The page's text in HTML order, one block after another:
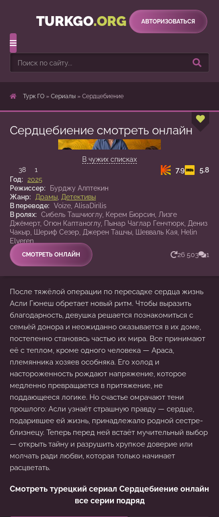
TURKGO.ORG АВТОРИЗОВАТЬСЯ
Турк ГО » Сериалы » Сердцебиение
Сердцебиение смотреть онлайн
1 сезон 13 серия
В чужих списках
38
1 7.9 5.8
Год:
2025
Режиссер:
Бурджу Алптекин
Жанр:
Драмы Детективы
В переводе: Voize, AlisaDirilis
В ролях: Сибель Ташчиоглу, Керем Бюрсин, Лизге
Джёмерт, Огюн Каптаноглу, Пынар Чаглар Генчтюрк, Дениз
Чакыр, Шериф Сезер, Джерен Ташчы, Шевваль Кая, Helin
Elveren
СМОТРЕТЬ ОНЛАЙН 26 503 1
После тяжёлой операции по пересадке сердца жизнь
Асли Гюнеш обретает новый ритм. Чтобы выразить
благодарность, девушка решается познакомиться с
семьёй донора и неожиданно оказывается в их доме,
постепенно становясь частью их мира. Все принимают
её с теплом, кроме одного человека — Араса,
племянника хозяев особняка. Его холод и
настороженность рождают напряжение, которое
медленно превращается в притяжение, не
поддающееся логике. Но счастье омрачают тени
прошлого: Асли узнаёт страшную правду — сердце,
подарившее ей жизнь, принадлежало родной сестре-
близнецу. Теперь перед ней встаёт мучительный выбор
— открыть тайну и разрушить хрупкое доверие или
молчать ради любви, которая только начинает
расцветать.
Смотреть турецкий сериал Сердцебиение онлайн
все серии подряд